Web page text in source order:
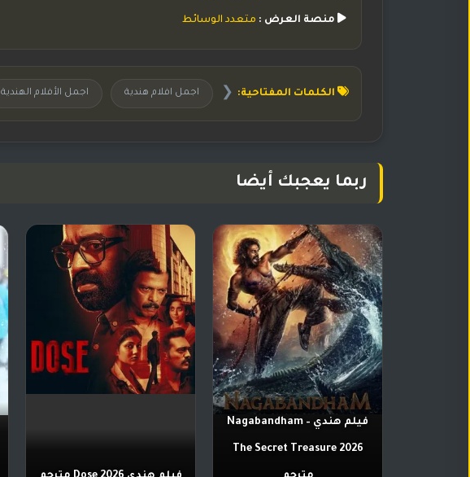
منصة العرض : متعدد الوسائط
الكلمات المفتاحية: ❮ اجمل افلام هندية اجمل الأفلام الهندية
ربما يعجبك أيضا
فيلم هندي Nagabandham –
The Secret Treasure 2026